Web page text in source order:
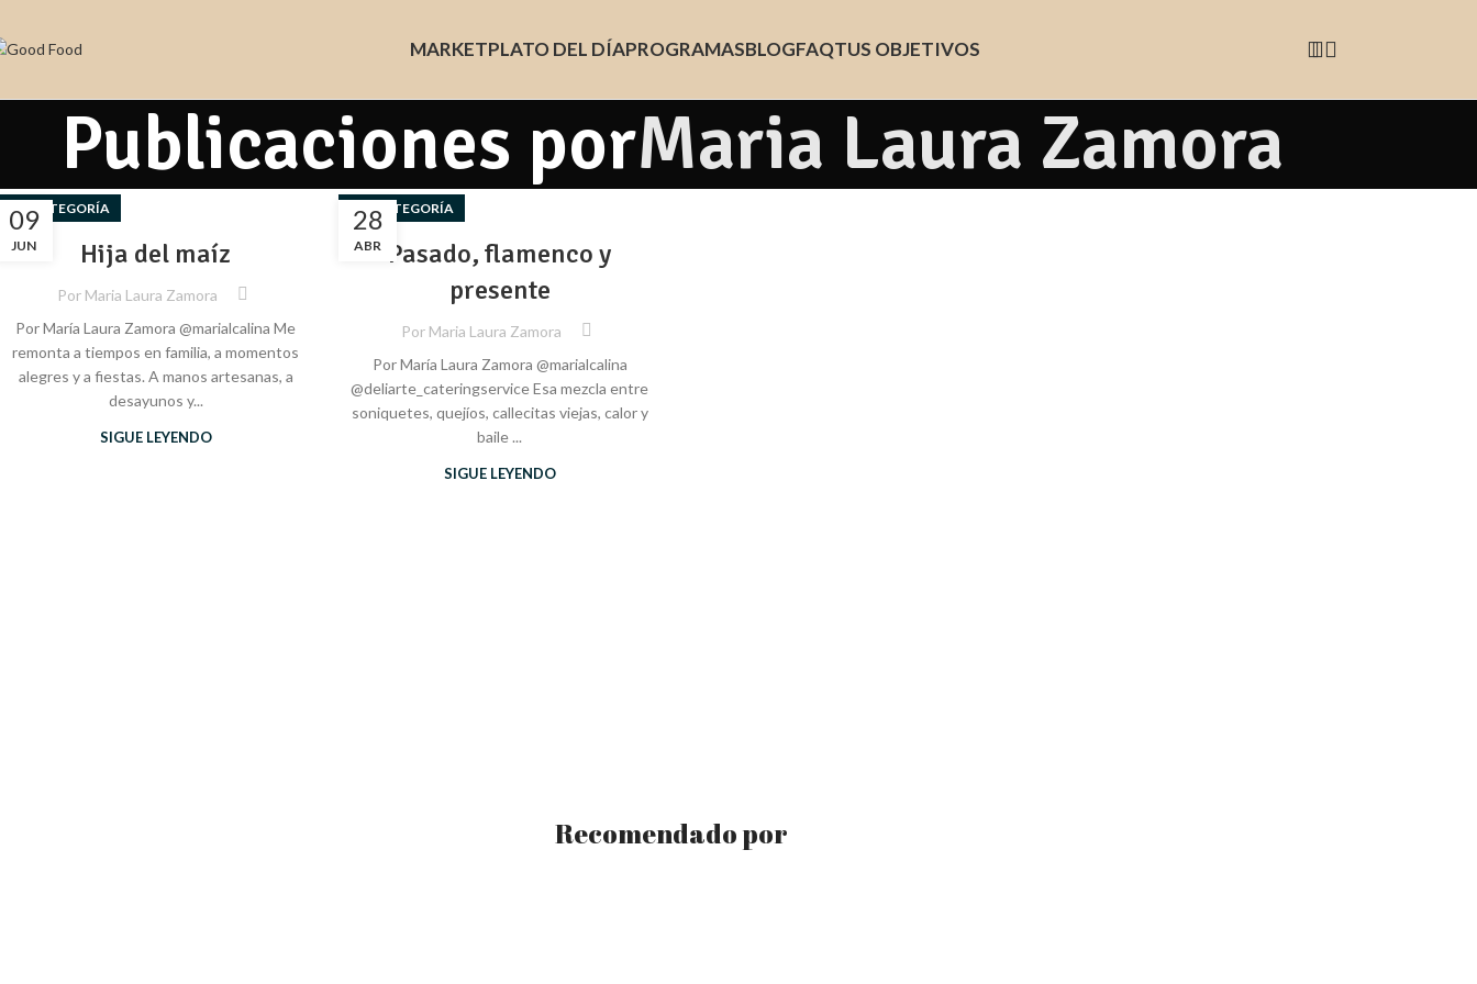
MARKETPLATO DEL DÍAPROGRAMASBLOGFAQTUS OBJETIVOS
Publicaciones porMaria Laura Zamora
09
JUN
SIN CATEGORÍA
Hija del maíz
Por Maria Laura Zamora
Por María Laura Zamora @marialcalina Me
remonta a tiempos en familia, a momentos
alegres y a fiestas. A manos artesanas, a
desayunos y...
SIGUE LEYENDO
28
ABR
SIN CATEGORÍA
Pasado, flamenco y
presente
Por Maria Laura Zamora
Por María Laura Zamora @marialcalina
@deliarte_cateringservice Esa mezcla entre
soniquetes, quejíos, callecitas viejas, calor y
baile ...
SIGUE LEYENDO
Recomendado por